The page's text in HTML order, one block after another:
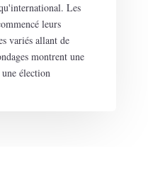
Les
leurs
variés allant de
montrent une
élection